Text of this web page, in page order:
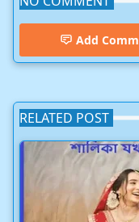
Add
RELATED POST